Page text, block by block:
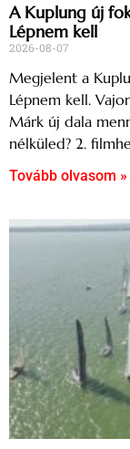
A Kuplung új
Lépnem kell
2026-08-07
Megjelent a
Lépnem kell.
Márk új dala
nélküled? 2.
Tovább olvasom »